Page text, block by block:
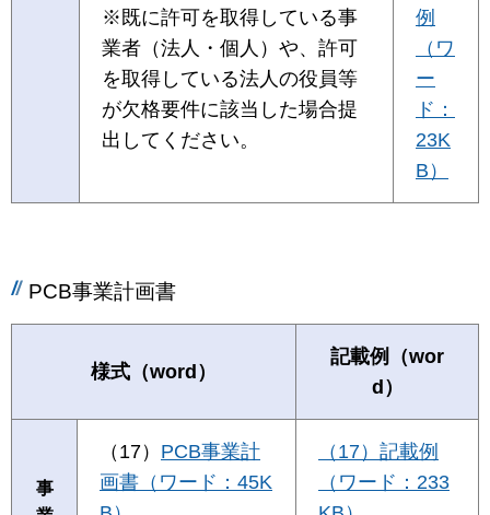
※既に許可を取得している事
業者（法人・個人）や、許可
を取得している法人の役員等
が欠格要件に該当した場合提
出してください。
例
（ワ
ー
ド：
23K
B）
PCB事業計画書
様式（word）
記載例（wor
d）
事
（17） PCB事業計
画書（ワード：45K
（17）記載例
（ワード：233